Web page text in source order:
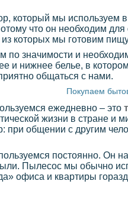
который мы используем
что он необходим
которых мы готовим
значимости и
и нижнее белье, в
общаться с нами.
Покупаем
ежедневно – это
жизни в стране
при общении с другим
постоянно. Он
Пылесос мы обычно
офиса и квартиры